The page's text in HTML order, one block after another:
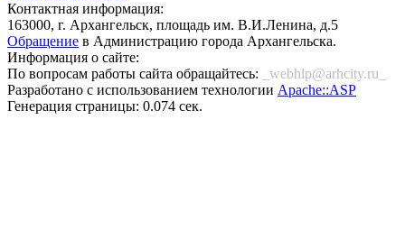
Контактная информация:
163000, г. Архангельск, площадь им. В.И.Ленина, д.5
Обращение в Администрацию города Архангельска.
Информация о сайте:
По вопросам работы сайта обращайтесь:
_webhlp@arhcity.ru_
Разработано с использованием технологии Apache::ASP
Генерация страницы: 0.074 сек.